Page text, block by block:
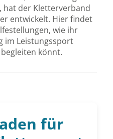
hat der Kletterverband
entwickelt. Hier findet
wie ihr
im Leistungssport
könnt.
für